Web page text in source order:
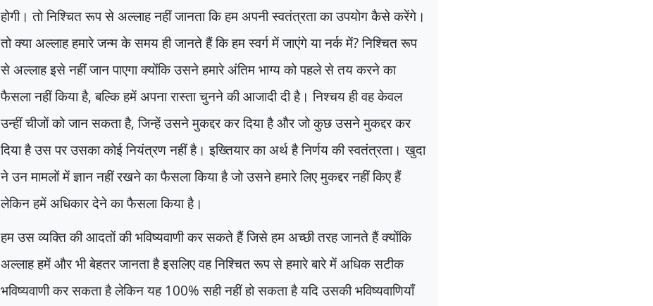
होगी। तो निश्चित रूप से अल्लाह नहीं जानता कि हम अपनी स्वतंत्रता का उपयोग कैसे करेंगे।
तो क्या अल्लाह हमारे जन्म के समय ही जानते हैं कि हम स्वर्ग में जाएंगे या नर्क में?निश्चित रूप
से अल्लाह इसे नहीं जान पाएगा क्योंकि उसने हमारे अंतिम भाग्य को पहले से तय करने का
फैसला नहीं किया है,बल्कि हमें अपना रास्ता चुनने की आजादी दी है। निश्चय ही वह केवल
उन्हीं चीजों को जान सकता है,जिन्हें उसने मुकद्दर कर दिया है और जो कुछ उसने मुकद्दर कर
दिया है उस पर उसका कोई नियंत्रण नहीं है। इख्तियार का अर्थ है निर्णय की स्वतंत्रता। खुदा
ने उन मामलों में ज्ञान नहीं रखने का फैसला किया है जो उसने हमारे लिए मुकद्दर नहीं किए हैं
लेकिन हमें अधिकार देने का फैसला किया है।
हम उस व्यक्ति की आदतों की भविष्यवाणी कर सकते हैं जिसे हम अच्छी तरह जानते हैं क्योंकि
अल्लाह हमें और भी बेहतर जानता है इसलिए वह निश्चित रूप से हमारे बारे में अधिक सटीक
भविष्यवाणी कर सकता है लेकिन यह 100%सही नहीं हो सकता है यदि उसकी भविष्यवाणियाँ